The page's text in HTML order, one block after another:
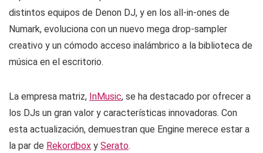
distintos equipos de Denon DJ, y en los all-in-ones de
Numark, evoluciona con un nuevo mega drop-sampler
creativo y un cómodo acceso inalámbrico a la biblioteca de
música en el escritorio.
La empresa matriz, InMusic, se ha destacado por ofrecer a
los DJs un gran valor y características innovadoras. Con
esta actualización, demuestran que Engine merece estar a
la par de Rekordbox y Serato.